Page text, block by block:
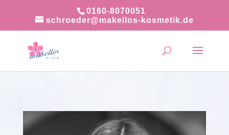
0160-8070051
schroeder@makellos-kosmetik.de